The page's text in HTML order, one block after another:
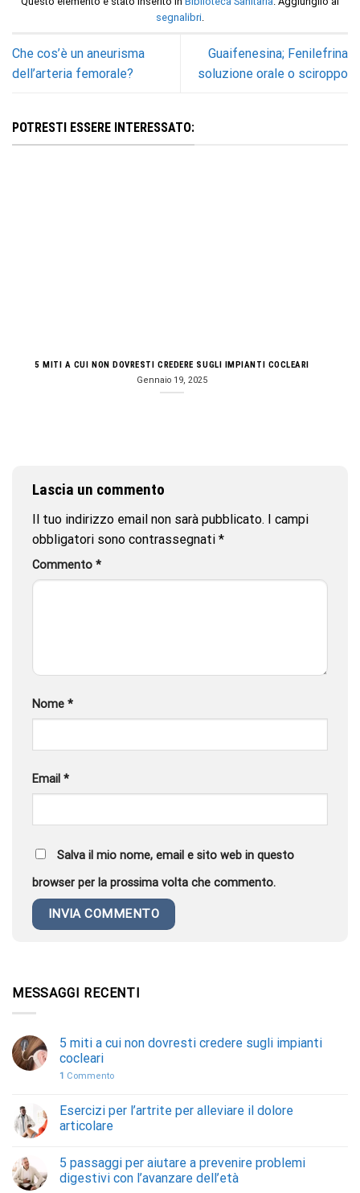
segnalibri.
Che cos’è un aneurisma
dell’arteria femorale?
Guaifenesina; Fenilefrina
soluzione orale o sciroppo
POTRESTI ESSERE INTERESSATO:
5 MITI A CUI NON DOVRESTI CREDERE SUGLI IMPIANTI COCLEARI
Gennaio 19, 2025
Lascia un commento
Il tuo indirizzo email non sarà pubblicato.
I campi
obbligatori sono contrassegnati *
Commento *
Nome *
Email *
Salva il mio nome, email e sito web in questo
browser per la prossima volta che commento.
MESSAGGI RECENTI
5 miti a cui non dovresti credere sugli impianti
cocleari
1 Commento
Esercizi per l’artrite per alleviare il dolore
articolare
5 passaggi per aiutare a prevenire problemi
digestivi con l’avanzare dell’età